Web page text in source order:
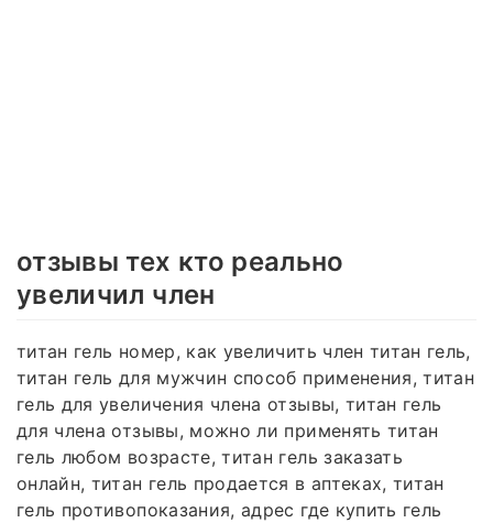
отзывы тех кто реально
увеличил член
титан гель номер, как увеличить член титан гель,
титан гель для мужчин способ применения, титан
гель для увеличения члена отзывы, титан гель
для члена отзывы, можно ли применять титан
гель любом возрасте, титан гель заказать
онлайн, титан гель продается в аптеках, титан
гель противопоказания, адрес где купить гель